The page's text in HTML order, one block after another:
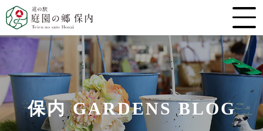
保内 GARDENS BLOG